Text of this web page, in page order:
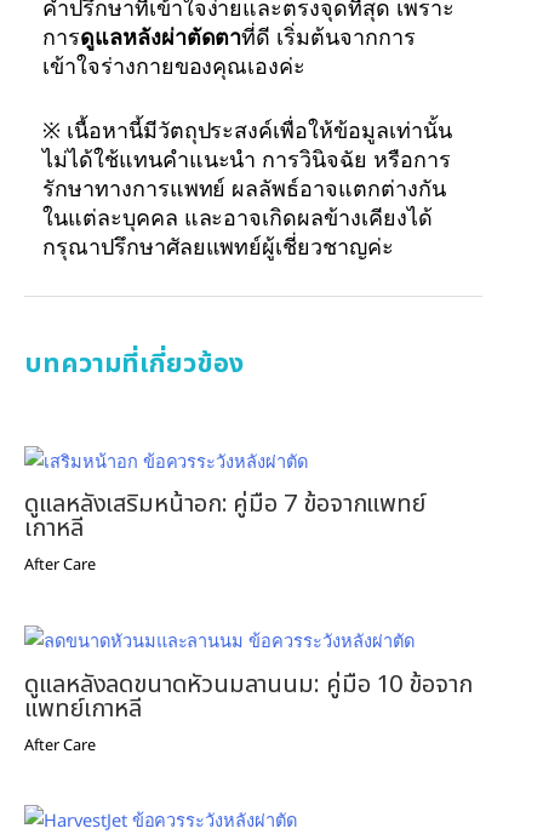
คำปรึกษาที่เข้าใจง่ายและตรงจุดที่สุด เพราะ
การดูแลหลังผ่าตัดตาที่ดี เริ่มต้นจากการ
เข้าใจร่างกายของคุณเองค่ะ
※ เนื้อหานี้มีวัตถุประสงค์เพื่อให้ข้อมูลเท่านั้น
ไม่ได้ใช้แทนคำแนะนำ การวินิจฉัย หรือการ
รักษาทางการแพทย์ ผลลัพธ์อาจแตกต่างกัน
ในแต่ละบุคคล และอาจเกิดผลข้างเคียงได้
กรุณาปรึกษาศัลยแพทย์ผู้เชี่ยวชาญค่ะ
บทความที่เกี่ยวข้อง
ดูแลหลังเสริมหน้าอก: คู่มือ 7 ข้อจากแพทย์
เกาหลี
After Care
ดูแลหลังลดขนาดหัวนมลานนม: คู่มือ 10 ข้อจาก
แพทย์เกาหลี
After Care